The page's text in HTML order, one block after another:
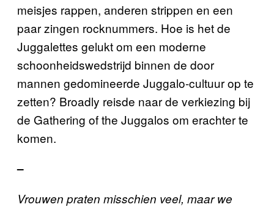
meisjes rappen, anderen strippen en een
paar zingen rocknummers. Hoe is het de
Juggalettes gelukt om een moderne
schoonheidswedstrijd binnen de door
mannen gedomineerde Juggalo-cultuur op te
zetten? Broadly reisde naar de verkiezing bij
de Gathering of the Juggalos om erachter te
komen.
–
Vrouwen praten misschien veel, maar we